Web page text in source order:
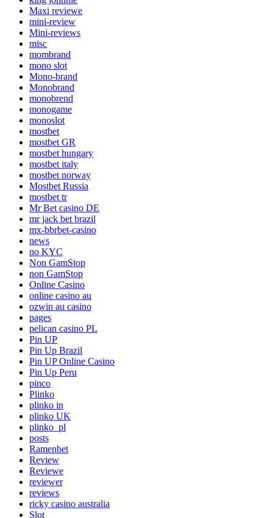
Maxi reviewe
mini-review
Mini-reviews
misc
mombrand
mono slot
Mono-brand
Monobrand
monobrend
monogame
monoslot
mostbet
mostbet GR
mostbet hungary
mostbet italy
mostbet norway
Mostbet Russia
mostbet tr
Mr Bet casino DE
mr jack bet brazil
mx-bbrbet-casino
news
no KYC
Non GamStop
non GamStop
Online Casino
online casino au
ozwin au casino
pages
pelican casino PL
Pin UP
Pin Up Brazil
Pin UP Online Casino
Pin Up Peru
pinco
Plinko
plinko in
plinko UK
plinko_pl
posts
Ramenbet
Review
Reviewe
reviewer
reviews
ricky casino australia
Slot